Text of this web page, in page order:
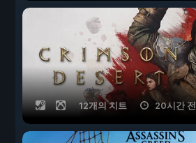
12개의 치트 20시간 전